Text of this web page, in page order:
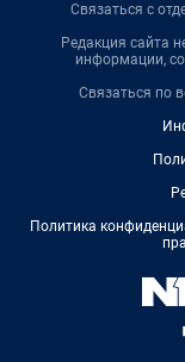
Связаться с
Редакция сайта
информации,
Связаться по
Политика